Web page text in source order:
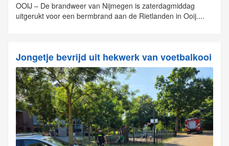
OOIJ – De brandweer van Nijmegen is zaterdagmiddag
uitgerukt voor een bermbrand aan de Rietlanden in Ooij....
Jongetje bevrijd uit hekwerk van voetbalkooi